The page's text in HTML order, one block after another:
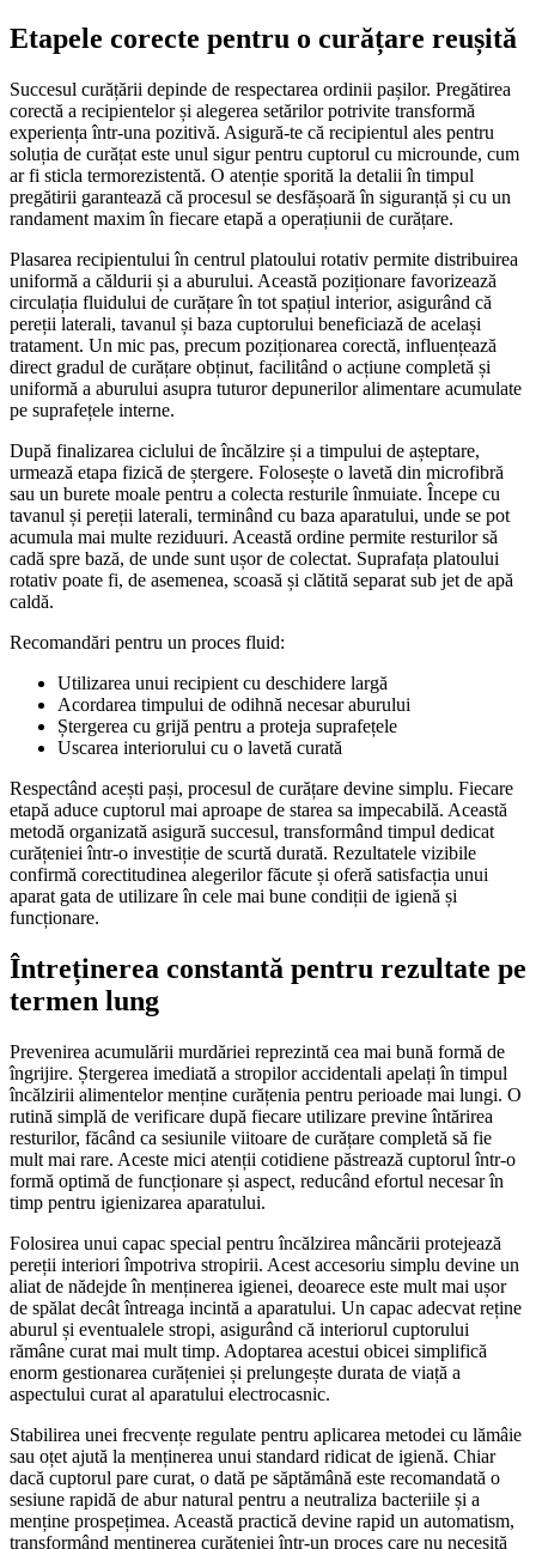
Etapele corecte pentru o curățare reușită
Succesul curățării depinde de respectarea ordinii pașilor. Pregătirea
corectă a recipientelor și alegerea setărilor potrivite transformă
experiența într-una pozitivă. Asigură-te că recipientul ales pentru
soluția de curățat este unul sigur pentru cuptorul cu microunde, cum
ar fi sticla termorezistentă. O atenție sporită la detalii în timpul
pregătirii garantează că procesul se desfășoară în siguranță și cu un
randament maxim în fiecare etapă a operațiunii de curățare.
Plasarea recipientului în centrul platoului rotativ permite distribuirea
uniformă a căldurii și a aburului. Această poziționare favorizează
circulația fluidului de curățare în tot spațiul interior, asigurând că
pereții laterali, tavanul și baza cuptorului beneficiază de același
tratament. Un mic pas, precum poziționarea corectă, influențează
direct gradul de curățare obținut, facilitând o acțiune completă și
uniformă a aburului asupra tuturor depunerilor alimentare acumulate
pe suprafețele interne.
După finalizarea ciclului de încălzire și a timpului de așteptare,
urmează etapa fizică de ștergere. Folosește o lavetă din microfibră
sau un burete moale pentru a colecta resturile înmuiate. Începe cu
tavanul și pereții laterali, terminând cu baza aparatului, unde se pot
acumula mai multe reziduuri. Această ordine permite resturilor să
cadă spre bază, de unde sunt ușor de colectat. Suprafața platoului
rotativ poate fi, de asemenea, scoasă și clătită separat sub jet de apă
caldă.
Recomandări pentru un proces fluid:
Utilizarea unui recipient cu deschidere largă
Acordarea timpului de odihnă necesar aburului
Ștergerea cu grijă pentru a proteja suprafețele
Uscarea interiorului cu o lavetă curată
Respectând acești pași, procesul de curățare devine simplu. Fiecare
etapă aduce cuptorul mai aproape de starea sa impecabilă. Această
metodă organizată asigură succesul, transformând timpul dedicat
curățeniei într-o investiție de scurtă durată. Rezultatele vizibile
confirmă corectitudinea alegerilor făcute și oferă satisfacția unui
aparat gata de utilizare în cele mai bune condiții de igienă și
funcționare.
Întreținerea constantă pentru rezultate pe
termen lung
Prevenirea acumulării murdăriei reprezintă cea mai bună formă de
îngrijire. Ștergerea imediată a stropilor accidentali apelați în timpul
încălzirii alimentelor menține curățenia pentru perioade mai lungi. O
rutină simplă de verificare după fiecare utilizare previne întărirea
resturilor, făcând ca sesiunile viitoare de curățare completă să fie
mult mai rare. Aceste mici atenții cotidiene păstrează cuptorul într-o
formă optimă de funcționare și aspect, reducând efortul necesar în
timp pentru igienizarea aparatului.
Folosirea unui capac special pentru încălzirea mâncării protejează
pereții interiori împotriva stropirii. Acest accesoriu simplu devine un
aliat de nădejde în menținerea igienei, deoarece este mult mai ușor
de spălat decât întreaga incintă a aparatului. Un capac adecvat reține
aburul și eventualele stropi, asigurând că interiorul cuptorului
rămâne curat mai mult timp. Adoptarea acestui obicei simplifică
enorm gestionarea curățeniei și prelungește durata de viață a
aspectului curat al aparatului electrocasnic.
Stabilirea unei frecvențe regulate pentru aplicarea metodei cu lămâie
sau oțet ajută la menținerea unui standard ridicat de igienă. Chiar
dacă cuptorul pare curat, o dată pe săptămână este recomandată o
sesiune rapidă de abur natural pentru a neutraliza bacteriile și a
menține prospețimea. Această practică devine rapid un automatism,
transformând menținerea curățeniei într-un proces care nu necesită